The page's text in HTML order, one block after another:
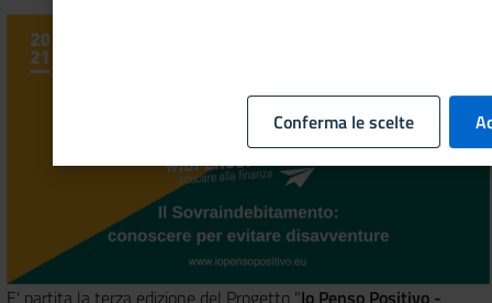
E' partita la terza edizione del Progetto "Io Penso Positivo -
Conferma le scelte